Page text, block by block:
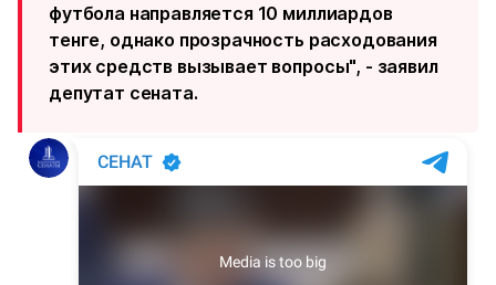
футбола направляется 10 миллиардов
тенге, однако прозрачность расходования
этих средств вызывает вопросы", - заявил
депутат сената.